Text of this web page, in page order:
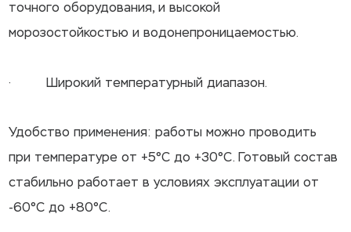
точного оборудования, и высокой
морозостойкостью и водонепроницаемостью.
· Широкий температурный диапазон.
Удобство применения: работы можно проводить
при температуре от +5°C до +30°C. Готовый состав
стабильно работает в условиях эксплуатации от
-60°C до +80°C.